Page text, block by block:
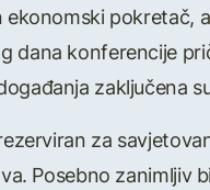
pokretač,
dana konferencije
zaključena
za
Posebno zanimljiv